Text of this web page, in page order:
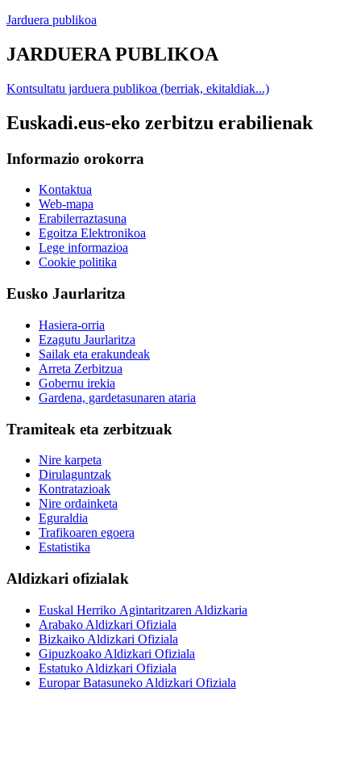
Jarduera publikoa
JARDUERA PUBLIKOA
Kontsultatu jarduera publikoa (berriak, ekitaldiak...)
Euskadi.eus-eko zerbitzu erabilienak
Informazio orokorra
Kontaktua
Web-mapa
Erabilerraztasuna
Egoitza Elektronikoa
Lege informazioa
Cookie politika
Eusko Jaurlaritza
Hasiera-orria
Ezagutu Jaurlaritza
Sailak eta erakundeak
Arreta Zerbitzua
Gobernu irekia
Gardena, gardetasunaren ataria
Tramiteak eta zerbitzuak
Nire karpeta
Dirulaguntzak
Kontratazioak
Nire ordainketa
Eguraldia
Trafikoaren egoera
Estatistika
Aldizkari ofizialak
Euskal Herriko Agintaritzaren Aldizkaria
Arabako Aldizkari Ofiziala
Bizkaiko Aldizkari Ofiziala
Gipuzkoako Aldizkari Ofiziala
Estatuko Aldizkari Ofiziala
Europar Batasuneko Aldizkari Ofiziala